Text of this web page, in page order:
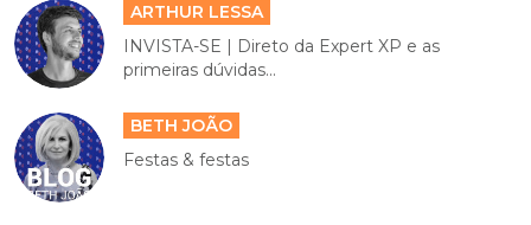
ARTHUR LESSA
INVISTA-SE | Direto da Expert XP e as
primeiras dúvidas...
BETH JOÃO
Festas & festas